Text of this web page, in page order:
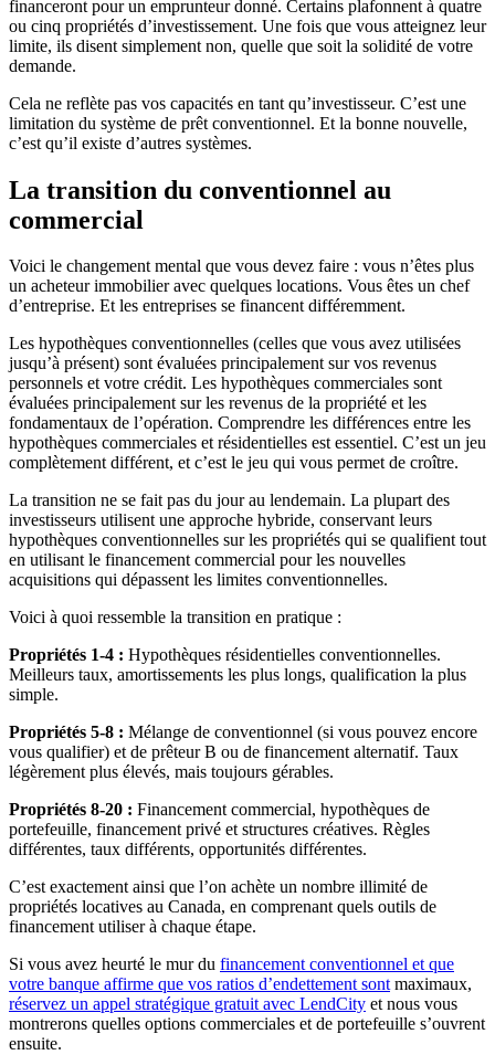
financeront pour un emprunteur donné. Certains plafonnent à quatre
ou cinq propriétés d’investissement. Une fois que vous atteignez leur
limite, ils disent simplement non, quelle que soit la solidité de votre
demande.
Cela ne reflète pas vos capacités en tant qu’investisseur. C’est une
limitation du système de prêt conventionnel. Et la bonne nouvelle,
c’est qu’il existe d’autres systèmes.
La transition du conventionnel au
commercial
Voici le changement mental que vous devez faire : vous n’êtes plus
un acheteur immobilier avec quelques locations. Vous êtes un chef
d’entreprise. Et les entreprises se financent différemment.
Les hypothèques conventionnelles (celles que vous avez utilisées
jusqu’à présent) sont évaluées principalement sur vos revenus
personnels et votre crédit. Les hypothèques commerciales sont
évaluées principalement sur les revenus de la propriété et les
fondamentaux de l’opération. Comprendre les différences entre les
hypothèques commerciales et résidentielles est essentiel. C’est un jeu
complètement différent, et c’est le jeu qui vous permet de croître.
La transition ne se fait pas du jour au lendemain. La plupart des
investisseurs utilisent une approche hybride, conservant leurs
hypothèques conventionnelles sur les propriétés qui se qualifient tout
en utilisant le financement commercial pour les nouvelles
acquisitions qui dépassent les limites conventionnelles.
Voici à quoi ressemble la transition en pratique :
Propriétés 1-4 : Hypothèques résidentielles conventionnelles.
Meilleurs taux, amortissements les plus longs, qualification la plus
simple.
Propriétés 5-8 : Mélange de conventionnel (si vous pouvez encore
vous qualifier) et de prêteur B ou de financement alternatif. Taux
légèrement plus élevés, mais toujours gérables.
Propriétés 8-20 : Financement commercial, hypothèques de
portefeuille, financement privé et structures créatives. Règles
différentes, taux différents, opportunités différentes.
C’est exactement ainsi que l’on achète un nombre illimité de
propriétés locatives au Canada, en comprenant quels outils de
financement utiliser à chaque étape.
Si vous avez heurté le mur du financement conventionnel et que
votre banque affirme que vos ratios d’endettement sontmaximaux,
réservez un appel stratégique gratuit avec LendCity et nous vous
montrerons quelles options commerciales et de portefeuille s’ouvrent
ensuite.